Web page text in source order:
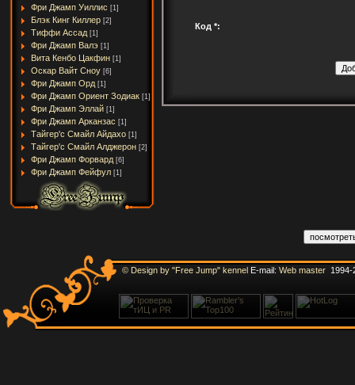
Фри Джамп Уиллис [1]
Блэк Кинг Киллер [2]
Тиффи Ассад [1]
Фри Джамп Валэ [1]
Вита Кенбо Цакфин [1]
Оскар Вайт Сноу [6]
Фри Джамп Орд [1]
Фри Джамп Ориент Зодиак [1]
Фри Джамп Эллай [1]
Фри Джамп Арканзас [1]
Тайгер'с Смайл Айдахо [1]
Тайгер'с Смайл Алджерон [2]
Фри Джамп Форвард [6]
Фри Джамп Фейфул [1]
Код *:
© Design by "Free Jump" kennelE-mail: Web master